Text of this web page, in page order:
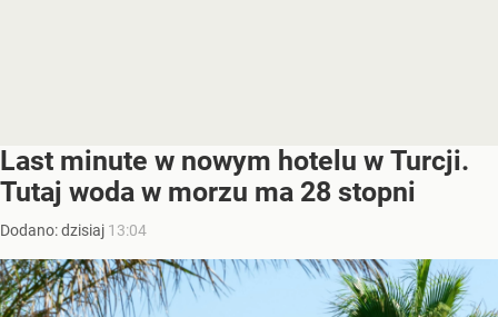
Last minute w nowym hotelu w Turcji.
Tutaj woda w morzu ma 28 stopni
Dodano:dzisiaj 13:04